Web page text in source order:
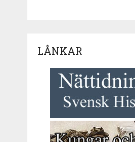
LÅNKAR